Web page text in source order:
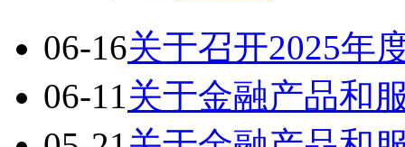
06-16关于召开2025年
06-11关于金融产品和